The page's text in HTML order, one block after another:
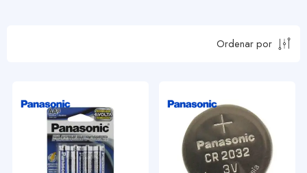
Ordenar por